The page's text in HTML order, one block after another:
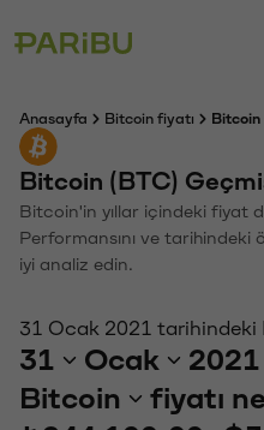
Anasayfa Bitcoin fiyatı
Bitcoin (BTC)
Bitcoin'in yıllar içindeki fiyat
Performansını ve tarihindeki
iyi analiz edin.
31 Ocak 2021 tarihindeki
31 Ocak 2021
Bitcoin
fiyatı